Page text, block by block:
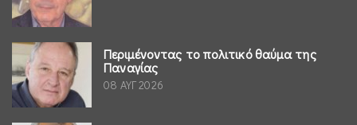
Περιμένοντας το πολιτικό θαύμα της
Παναγίας
08 ΑΥΓ 2026